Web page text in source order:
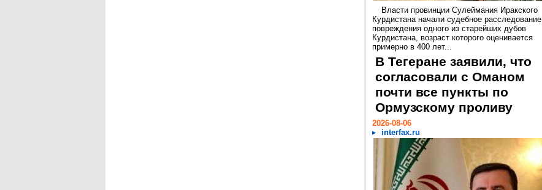
Власти провинции Сулеймания Иракского
Курдистана начали судебное расследование
повреждения одного из старейших дубов
Курдистана, возраст которого оценивается
примерно в 400 лет...
В Тегеране заявили, что
согласовали с Оманом
почти все пункты по
Ормузскому проливу
2026-08-06
interfax.ru